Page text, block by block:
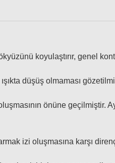
koyulaştırır, genel
düşüş olmaması
önüne geçilmiştir.
izi oluşmasına karşı